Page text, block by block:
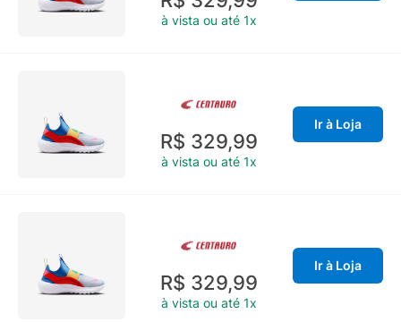
à vista ou até 1x
R$ 329,99
à vista ou até 1x
Ir à Loja
R$ 329,99
à vista ou até 1x
Ir à Loja